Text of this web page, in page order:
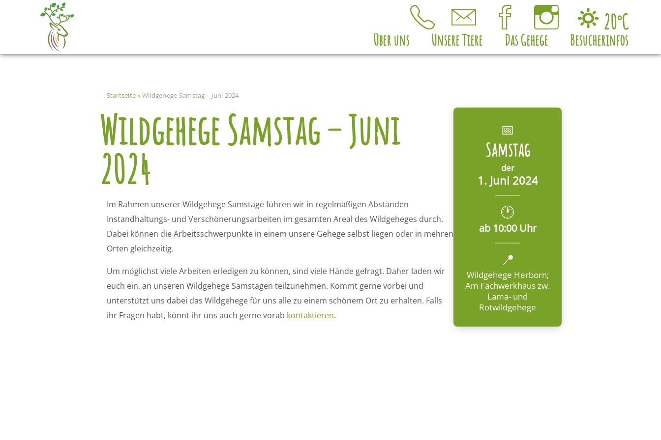
20°CKlarer
Himmel,
20
Grad
Über uns Unsere Tiere Das Gehege Besucherinfos
Startseite» Wildgehege Samstag – Juni 2024
Wildgehege Samstag – Juni
2024
Im Rahmen unserer Wildgehege Samstage führen wir in regelmäßigen Abständen
Instandhaltungs- und Verschönerungsarbeiten im gesamten Areal des Wildgeheges durch.
Dabei können die Arbeitsschwerpunkte in einem unsere Gehege selbst liegen oder in mehren
Orten gleichzeitig.
Um möglichst viele Arbeiten erledigen zu können, sind viele Hände gefragt. Daher laden wir
euch ein, an unseren Wildgehege Samstagen teilzunehmen. Kommt gerne vorbei und
unterstützt uns dabei das Wildgehege für uns alle zu einem schönem Ort zu erhalten. Falls
ihr Fragen habt, könnt ihr uns auch gerne vorab kontaktieren.
📅
Samstag
der
1. Juni 2024
🕐
ab 10:00 Uhr
📍
Wildgehege Herborn;
Am Fachwerkhaus zw.
Lama- und
Rotwildgehege